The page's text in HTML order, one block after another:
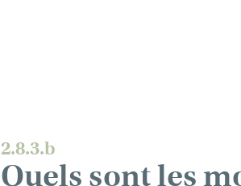
2.8.3.b
Quels sont les